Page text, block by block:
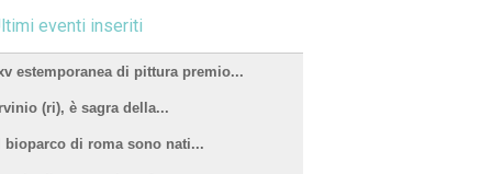
eventi inseriti
estemporanea di pittura premio...
(ri), è sagra della...
bioparco di roma sono nati...